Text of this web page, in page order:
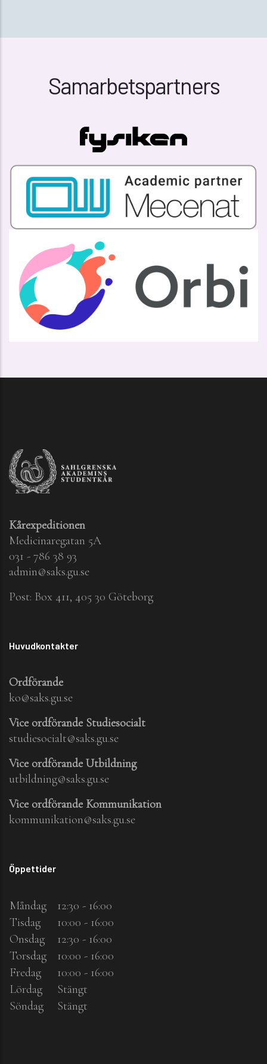
Samarbetspartners
Kårexpeditionen
Medicinaregatan 5A
031 - 786 38 93
admin@saks.gu.se
Post: Box 411, 405 30 Göteborg
Huvudkontakter
Ordförande
ko@saks.gu.se
Vice ordförande Studiesocialt
studiesocialt@saks.gu.se
Vice ordförande Utbildning
utbildning@saks.gu.se
Vice ordförande Kommunikation
kommunikation@saks.gu.se
Öppettider
Måndag
12:30 - 16:00
Tisdag
10:00 - 16:00
Onsdag
12:30 - 16:00
Torsdag
10:00 - 16:00
Fredag
10:00 - 16:00
Lördag
Stängt
Söndag
Stängt